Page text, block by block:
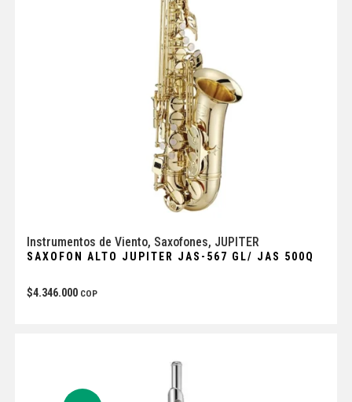
Instrumentos de Viento, Saxofones, JUPITER
SAXOFON ALTO JUPITER JAS-567 GL/ JAS 500Q
$4.346.000 COP